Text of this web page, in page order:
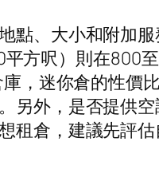
點、大小和附加
方呎）則在800
，迷你倉的性價
外，是否提供
倉，建議先評估